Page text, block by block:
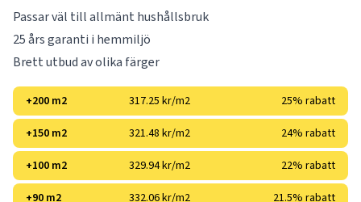
Passar väl till allmänt hushållsbruk
25 års garanti i hemmiljö
Brett utbud av olika färger
+200 m2 317.25 kr/m2 25% rabatt
+150 m2 321.48 kr/m2 24% rabatt
+100 m2 329.94 kr/m2 22% rabatt
+90 m2 332.06 kr/m2 21.5% rabatt